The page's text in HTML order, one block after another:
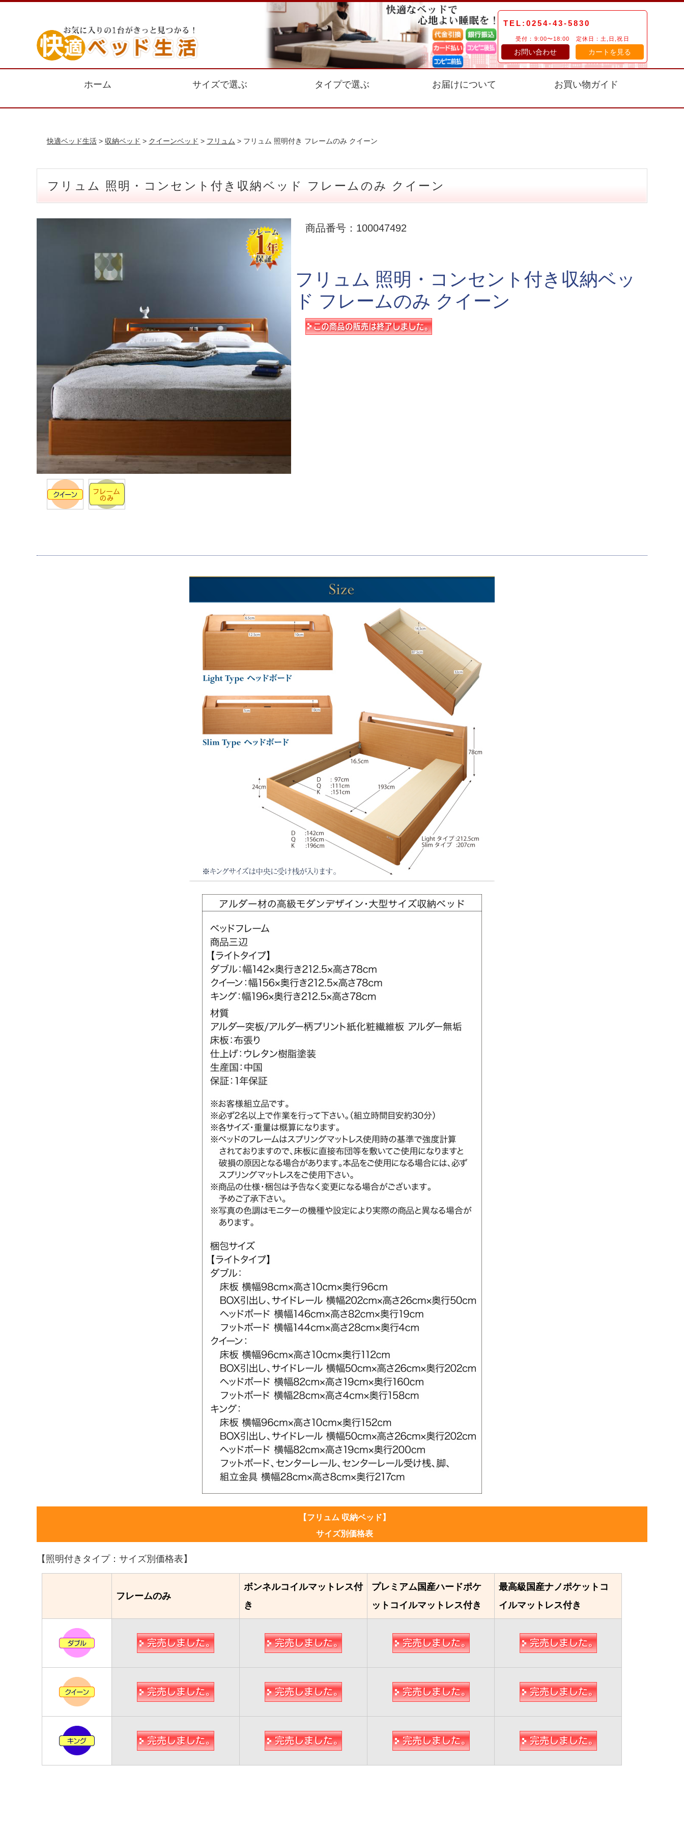
TEL:0254-43-5830
受付：9:00〜18:00 定休日：土,日,祝日
お問い合わせ カートを見る
ホーム サイズで選ぶ タイプで選ぶ お届けについて お買い物ガイド
快適ベッド生活 > 収納ベッド > クイーンベッド > フリュム > フリュム 照明付き フレームのみ クイーン
フリュム 照明・コンセント付き収納ベッド フレームのみ クイーン
商品番号：100047492
フリュム 照明・コンセント付き収納ベッ
ド フレームのみ クイーン
【フリュム 収納ベッド】
サイズ別価格表
【照明付きタイプ：サイズ別価格表】
フレームのみ
ボンネルコイルマットレス付
き
プレミアム国産ハードポケ
ットコイルマットレス付き
最高級国産ナノポケットコ
イルマットレス付き